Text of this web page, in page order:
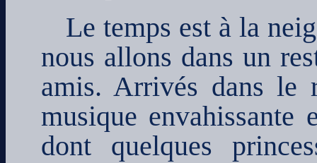
Le temps est à la
nous allons dans un
amis. Arrivés dans le
musique
dont quelques